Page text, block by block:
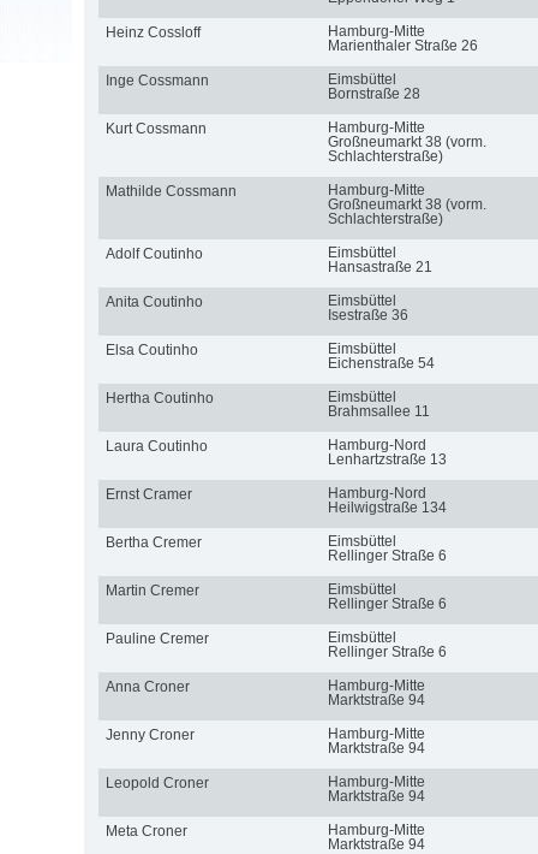
Heinz Cossloff
Hamburg-Mitte
Marienthaler Straße 26
Inge Cossmann
Eimsbüttel
Bornstraße 28
Kurt Cossmann
Hamburg-Mitte
Großneumarkt 38 (vorm.
Schlachterstraße)
Mathilde Cossmann
Hamburg-Mitte
Großneumarkt 38 (vorm.
Schlachterstraße)
Adolf Coutinho
Eimsbüttel
Hansastraße 21
Anita Coutinho
Eimsbüttel
Isestraße 36
Elsa Coutinho
Eimsbüttel
Eichenstraße 54
Hertha Coutinho
Eimsbüttel
Brahmsallee 11
Laura Coutinho
Hamburg-Nord
Lenhartzstraße 13
Ernst Cramer
Hamburg-Nord
Heilwigstraße 134
Bertha Cremer
Eimsbüttel
Rellinger Straße 6
Martin Cremer
Eimsbüttel
Rellinger Straße 6
Pauline Cremer
Eimsbüttel
Rellinger Straße 6
Anna Croner
Hamburg-Mitte
Marktstraße 94
Jenny Croner
Hamburg-Mitte
Marktstraße 94
Leopold Croner
Hamburg-Mitte
Marktstraße 94
Meta Croner
Hamburg-Mitte
Marktstraße 94